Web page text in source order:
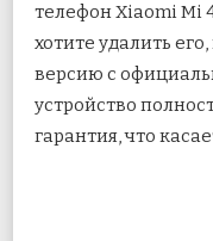
телефон Xiaomi Mi
хотите удалить
версию с
устройство
гарантия, что